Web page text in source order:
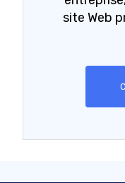
site Web